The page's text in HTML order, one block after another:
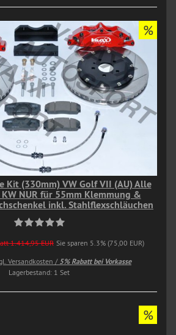
Kit (330mm) VW Golf VII (AU) Alle
NUR für 55mm Klemmung &
inkl. Stahlflexschläuchen
1.414,95 EUR Sie sparen 5.3% (75,00 EUR)
Versandkosten / 5% Rabatt bei Vorkasse
Lagerbestand: 1 Set
%
%